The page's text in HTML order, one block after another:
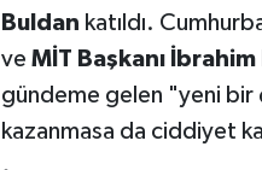
Buldan katıldı.
ve MİT Başkanı İbrahim
gündeme gelen "yeni
kazanmasa da ciddiyet